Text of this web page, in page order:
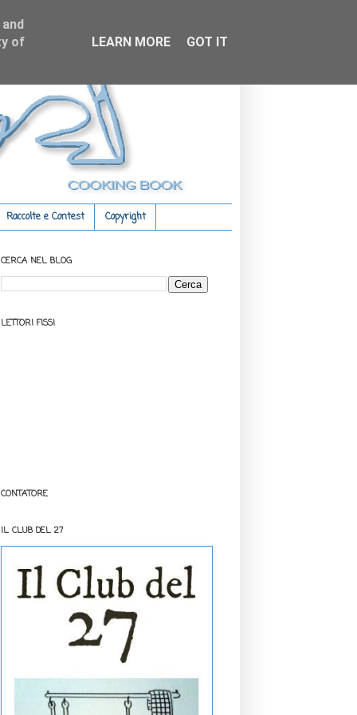
Raccolte e Contest Copyright
CERCA NEL BLOG
LETTORI FISSI
CONTATORE
IL CLUB DEL 27
of
LEARN MORE GOT IT